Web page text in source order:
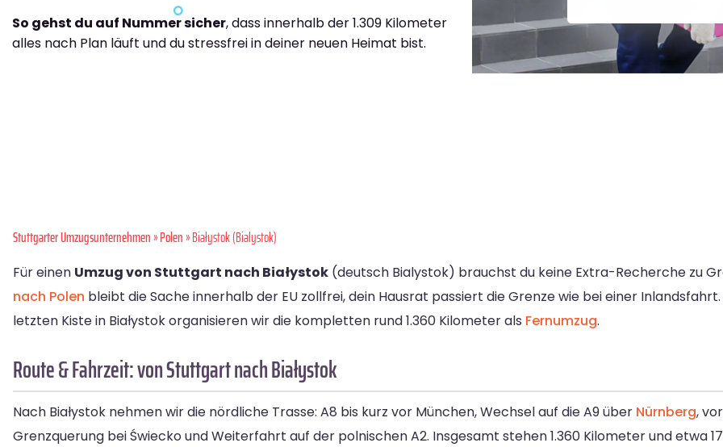
So gehst du auf Nummer sicher, dass innerhalb der 1.309 Kilometer
alles nach Plan läuft und du stressfrei in deiner neuen Heimat bist.
Stuttgarter Umzugsunternehmen»Polen» Białystok (Bialystok)
Für einen Umzug von Stuttgart nach Białystok (deutsch Bialystok) brauchst du keine Extra-Recherche zu
nach Polen bleibt die Sache innerhalb der EU zollfrei, dein Hausrat passiert die Grenze wie bei einer
letzten Kiste in Białystok organisieren wir die kompletten rund 1.360 Kilometer als Fernumzug.
Route & Fahrzeit: von Stuttgart nach Białystok
Nach Białystok nehmen wir die nördliche Trasse: A8 bis kurz vor München, Wechsel auf die A9 über Nürnberg,
Grenzquerung bei Świecko und Weiterfahrt auf der polnischen A2. Insgesamt stehen 1.360 Kilometer und etwa